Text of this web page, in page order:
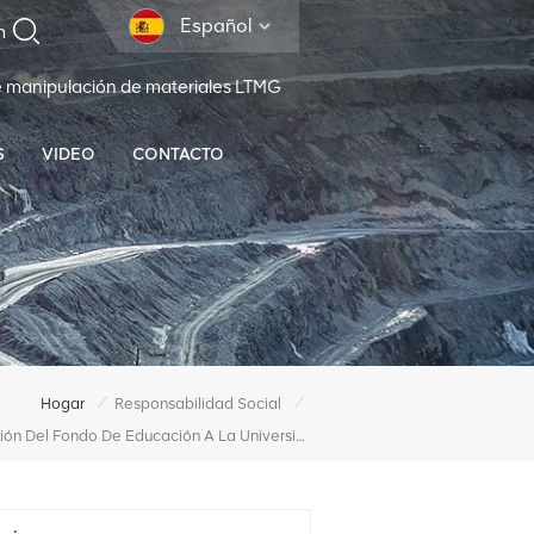
Español
de materiales LTMG
VIDEO CONTACTO
Hogar / Responsabilidad Social
/
Donación Del Fondo De Educación A La Universidad De Hehai